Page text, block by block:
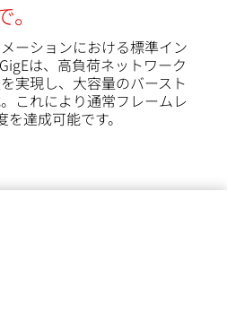
ーションにおける標準イン
は、高負荷ネットワーク
実現し、大容量のバースト
これにより通常フレームレ
達成可能です。